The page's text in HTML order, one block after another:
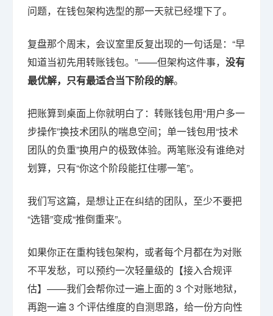
问题，在钱包架构选型的那一天就已经埋下了。
复盘那个周末，会议室里反复出现的一句话是：“早
知道当初先用转账钱包。”——但架构这件事， 没有
最优解，只有最适合当下阶段的解。
把账算到桌面上你就明白了：转账钱包用“用户多一
步操作”换技术团队的喘息空间；单一钱包用“技术
团队的负重”换用户的极致体验。两笔账没有谁绝对
划算，只有“你这个阶段能扛住哪一笔”。
我们写这篇，是想让正在纠结的团队，至少不要把
“选错”变成“推倒重来”。
如果你正在重构钱包架构，或者每个月都在为对账
不平发愁，可以预约一次轻量级的【接入合规评
估】——我们会帮你过一遍上面的 3 个对账地狱，
再跑一遍 3 个评估维度的自测思路，给一份方向性